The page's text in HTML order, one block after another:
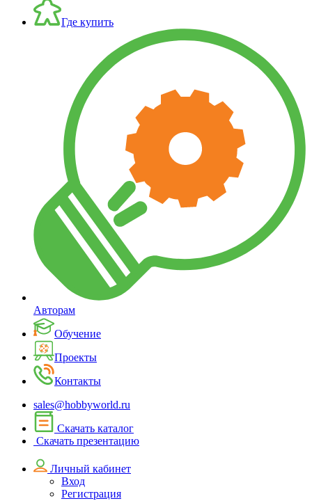
Где купить
Авторам
Обучение
Проекты
Контакты
sales@hobbyworld.ru
Скачать каталог
Скачать презентацию
Личный кабинет
Вход
Регистрация